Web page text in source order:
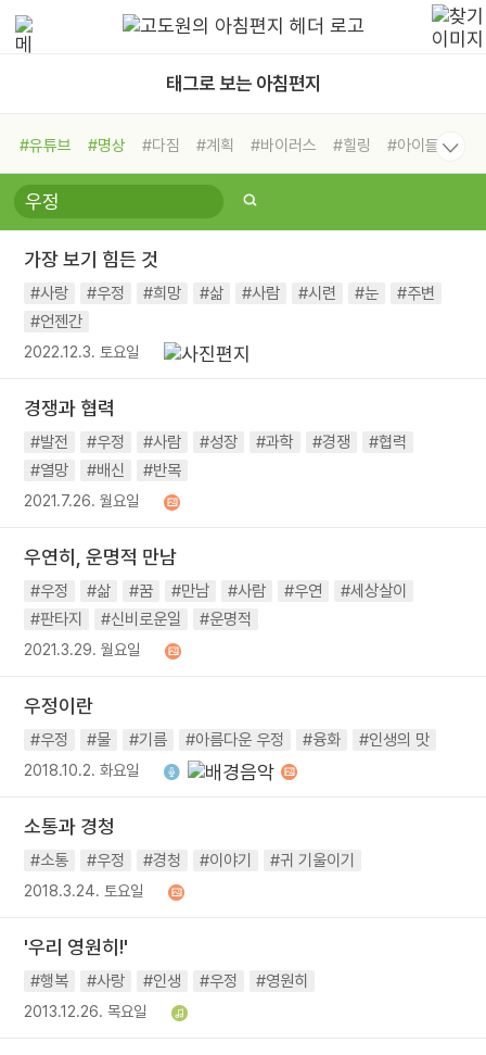
태그로 보는 아침편지
#유튜브 #명상 #다짐 #계획 #바이러스 #힐링
#아이들
#비전캠프
#독서캠프 #삶
#희망
#나눔 #친구 #링컨학교
#독서
#건강 #면역력
가장 보기 힘든 것
#사랑 #우정 #희망 #삶 #사람 #시련 #눈
#주변
#언젠간
2022.12.3. 토요일
경쟁과 협력
#발전 #우정 #사람 #성장 #과학 #경쟁
#협력
#열망
#배신 #반목
2021.7.26. 월요일
우연히, 운명적 만남
#우정 #삶 #꿈 #만남 #사람 #우연
#세상살이
#판타지
#신비로운일 #운명적
2021.3.29. 월요일
우정이란
#우정 #물 #기름 #아름다운 우정 #융화 #인생의 맛
2018.10.2. 화요일
소통과 경청
#소통 #우정 #경청 #이야기 #귀 기울이기
2018.3.24. 토요일
'우리 영원히!'
#행복 #사랑 #인생 #우정 #영원히
2013.12.26. 목요일